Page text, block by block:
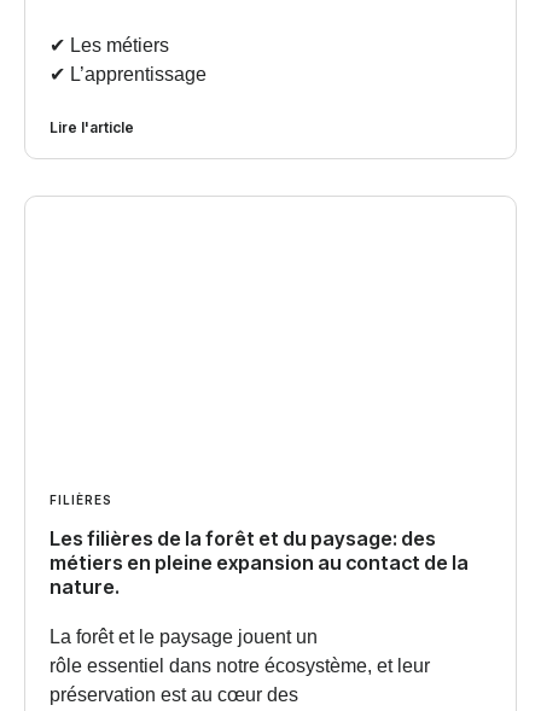
✔︎ Les métiers
✔︎ L’apprentissage
Lire l'article
FILIÈRES
Les filières de la forêt et du paysage: des
métiers en pleine expansion au contact de la
nature.
La forêt et le paysage jouent un
rôle essentiel dans notre écosystème, et leur
préservation est au cœur des